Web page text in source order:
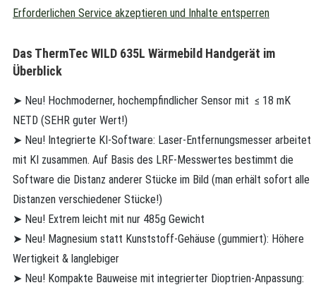
Erforderlichen Service akzeptieren und Inhalte entsperren
Das ThermTec WILD 635L Wärmebild Handgerät im
Überblick
➤ Neu! Hochmoderner, hochempfindlicher Sensor mit ≤ 18 mK
NETD (SEHR guter Wert!)
➤ Neu! Integrierte KI-Software: Laser-Entfernungsmesser arbeitet
mit KI zusammen. Auf Basis des LRF-Messwertes bestimmt die
Software die Distanz anderer Stücke im Bild (man erhält sofort alle
Distanzen verschiedener Stücke!)
➤ Neu! Extrem leicht mit nur 485g Gewicht
➤ Neu! Magnesium statt Kunststoff-Gehäuse (gummiert): Höhere
Wertigkeit & langlebiger
➤ Neu! Kompakte Bauweise mit integrierter Dioptrien-Anpassung: